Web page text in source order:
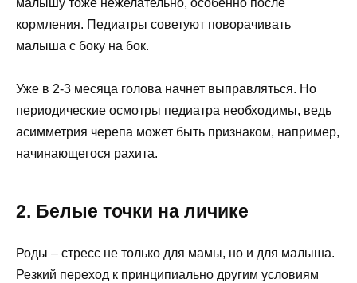
кормления. Педиатры советуют поворачивать
малыша с боку на бок.
Уже в 2-3 месяца голова начнет выправляться. Но
периодические осмотры педиатра необходимы, ведь
асимметрия черепа может быть признаком, например,
начинающегося рахита.
2. Белые точки на личике
Роды – стресс не только для мамы, но и для малыша.
Резкий переход к принципиально другим условиям